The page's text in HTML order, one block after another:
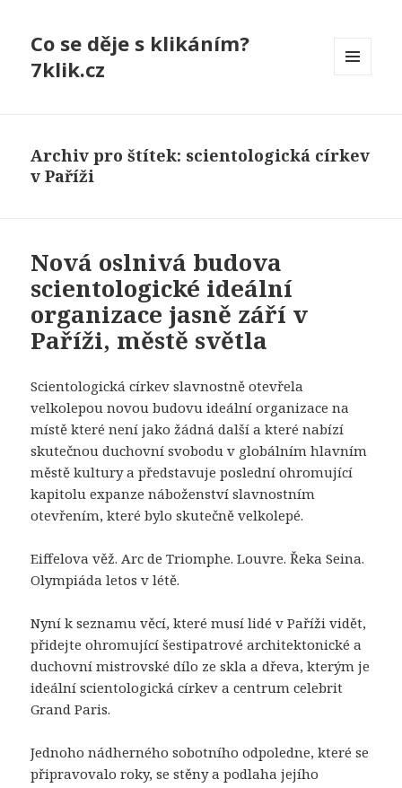
Co se děje s klikáním?
7klik.cz
Archiv pro štítek: scientologická církev
v Paříži
Nová oslnivá budova
scientologické ideální
organizace jasně září v
Paříži, městě světla
Scientologická církev slavnostně otevřela
velkolepou novou budovu ideální organizace na
místě které není jako žádná další a které nabízí
skutečnou duchovní svobodu v globálním hlavním
městě kultury a představuje poslední ohromující
kapitolu expanze náboženství slavnostním
otevřením, které bylo skutečně velkolepé.
Eiffelova věž. Arc de Triomphe. Louvre. Řeka Seina.
Olympiáda letos v létě.
Nyní k seznamu věcí, které musí lidé v Paříži vidět,
přidejte ohromující šestipatrové architektonické a
duchovní mistrovské dílo ze skla a dřeva, kterým je
ideální scientologická církev a centrum celebrit
Grand Paris.
Jednoho nádherného sobotního odpoledne, které se
připravovalo roky, se stěny a podlaha jejího